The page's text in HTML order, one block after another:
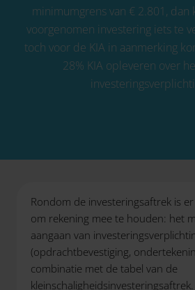
minimumgrens van € 2.801, dan
voorgenomen investering iets te
toch voor de KIA in aanmerking
28% KIA opleveren over
Rondom de investeringsaftrek is
om rekening mee te houden: het
aangaan van
(opdrachtbevestiging,
combinatie met de tabel van de